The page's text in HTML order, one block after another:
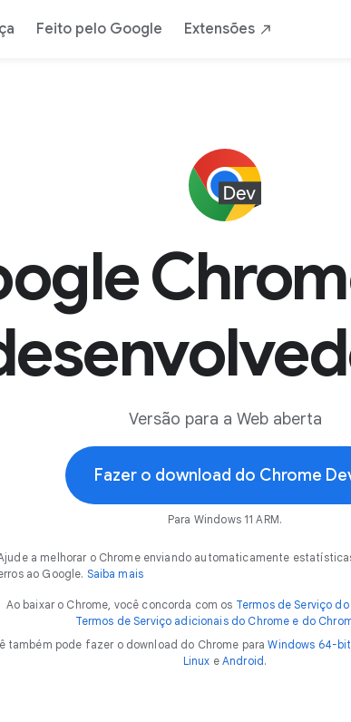
Feito pelo Google Extensões
Versão para a Web aberta
Fazer o download do Chrome
Para Windows 11 ARM.
a melhorar o Chrome enviando automaticamente
ao Google. Saiba mais
Ao baixar o Chrome, você concorda com os Termos de Serviço
Termos de Serviço adicionais do Chrome e do
também pode fazer o download do Chrome paraWindows 64-bit
Linux e Android .